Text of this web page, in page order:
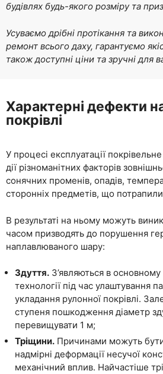
будівлях будь-якого розміру та
Усуваємо дрібні протікання та
ремонт всього даху, гарантуємо
також доступні ціни та зручні для
Характерні дефекти
покрівлі
У процесі експлуатації
дії різноманітних факторів
сонячних променів, опадів,
сторонніх предметів, що
В результаті на ньому можуть
часом призводять до порушення
наплавлюваного шару:
Здуття. З’являються в
технології під час улаштування
укладання рулонної покрівлі.
ступеня пошкодження діаметр
перевищувати 1 м;
Тріщини. Причинами можуть
надмірні деформації несучої
механічний вплив. Найчастіше